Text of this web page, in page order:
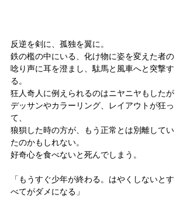
反逆を剣に、孤独を翼に。
鉄の檻の中にいる、化け物に姿を変えた者の
唸り声に耳を澄まし、駄馬と風車へと突撃す
る。
狂人奇人に例えられるのはニヤニヤもしたが
デッサンやカラーリング、レイアウトが狂っ
て、
狼狽した時の方が、もう正常とは別離してい
たのかもしれない。
好奇心を食べないと死んでしまう。
「もうすぐ少年が終わる。はやくしないとす
べてがダメになる」